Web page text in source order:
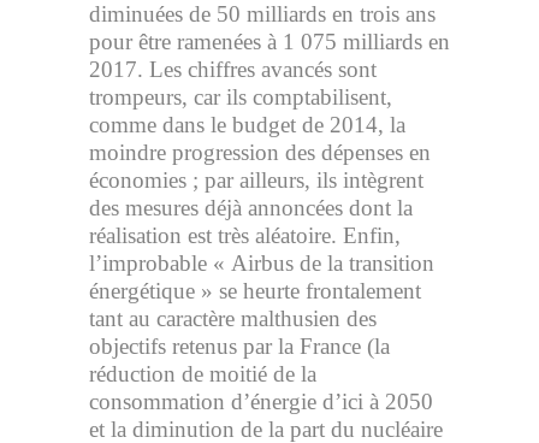
diminuées de 50 milliards en trois ans
pour être ramenées à 1 075 milliards en
2017. Les chiffres avancés sont
trompeurs, car ils comptabilisent,
comme dans le budget de 2014, la
moindre progression des dépenses en
économies ; par ailleurs, ils intègrent
des mesures déjà annoncées dont la
réalisation est très aléatoire. Enfin,
l’improbable « Airbus de la transition
énergétique » se heurte frontalement
tant au caractère malthusien des
objectifs retenus par la France (la
réduction de moitié de la
consommation d’énergie d’ici à 2050
et la diminution de la part du nucléaire